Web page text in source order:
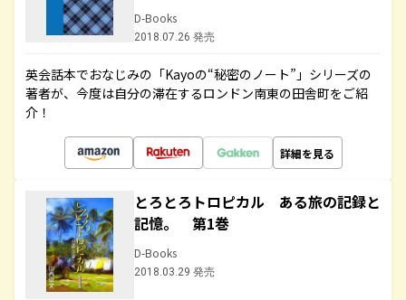
D-Books
2018.07.26 発売
英会話本でおなじみの「Kayoの“秘密のノート”」シリーズの
著者が、今度は自分の滞在するロンドン南東の田舎町をご紹
介！
詳細を見る
とろとろトロピカル ある旅の記録と
記憶。 第1巻
D-Books
2018.03.29 発売